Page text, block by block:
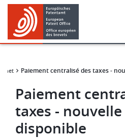
Skip
main
content
Skip
footer
Paiement centralisé des taxes -
Paiement
taxes -
disponible